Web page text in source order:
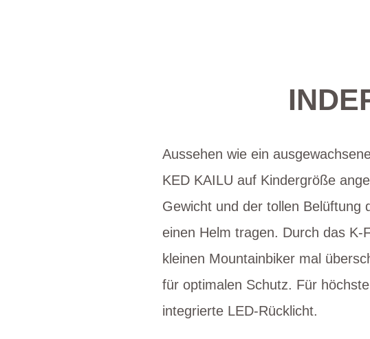
Aussehen wie ein
KED KAILU auf Kindergröße
Gewicht und der tollen Belüftung
einen Helm tragen. Durch das
kleinen Mountainbiker mal
für optimalen Schutz. Für
integrierte LED-Rücklicht.